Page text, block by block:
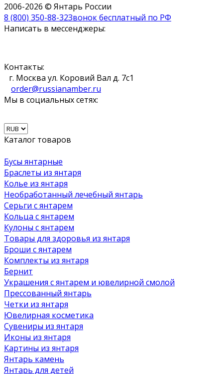
2006-2026 © Янтарь России
8 (800) 350-88-32Звонок бесплатный по РФ
Написать в мессенджеры:
Контакты:
г. Москва ул. Коровий Вал д. 7с1
order@russianamber.ru
Мы в социальных сетях:
Каталог товаров
Бусы янтарные
Браслеты из янтаря
Колье из янтаря
Необработанный лечебный янтарь
Серьги с янтарем
Кольца с янтарем
Кулоны с янтарем
Товары для здоровья из янтаря
Броши с янтарем
Комплекты из янтаря
Бернит
Украшения с янтарем и ювелирной смолой
Прессованный янтарь
Четки из янтаря
Ювелирная косметика
Сувениры из янтаря
Иконы из янтаря
Картины из янтаря
Янтарь камень
Янтарь для детей